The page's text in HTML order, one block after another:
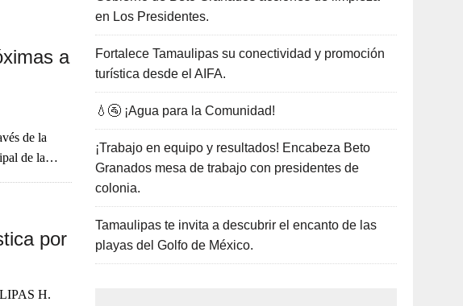
a
de la
de la…
por
H.
en Los Presidentes.
Fortalece Tamaulipas su conectividad y promoción
turística desde el AIFA.
💧🚰 ¡Agua para la Comunidad!
¡Trabajo en equipo y resultados! Encabeza Beto
Granados mesa de trabajo con presidentes de
colonia.
Tamaulipas te invita a descubrir el encanto de las
playas del Golfo de México.